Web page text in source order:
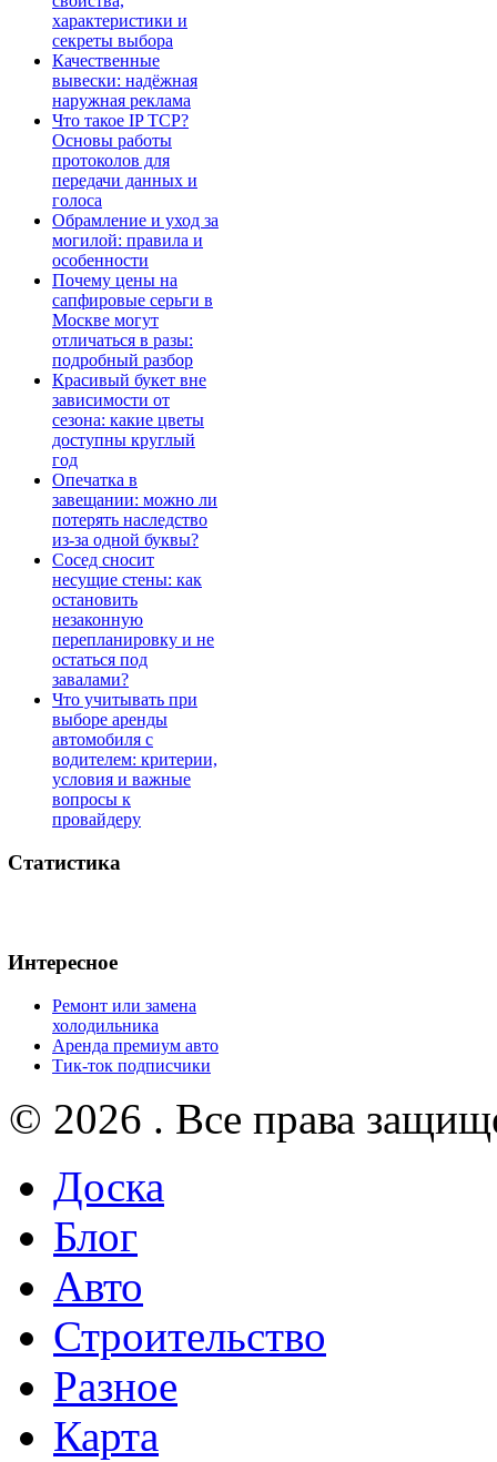
характеристики и
секреты выбора
Качественные
вывески: надёжная
наружная реклама
Что такое IP TCP?
Основы работы
протоколов для
передачи данных и
голоса
Обрамление и уход за
могилой: правила и
особенности
Почему цены на
сапфировые серьги в
Москве могут
отличаться в разы:
подробный разбор
Красивый букет вне
зависимости от
сезона: какие цветы
доступны круглый
год
Опечатка в
завещании: можно ли
потерять наследство
из-за одной буквы?
Сосед сносит
несущие стены: как
остановить
незаконную
перепланировку и не
остаться под
завалами?
Что учитывать при
выборе аренды
автомобиля с
водителем: критерии,
условия и важные
вопросы к
провайдеру
Статистика
Интересное
Ремонт или замена
холодильника
Аренда премиум авто
Тик-ток подписчики
© 2026 . Все права
Доска
Блог
Авто
Строительство
Разное
Карта